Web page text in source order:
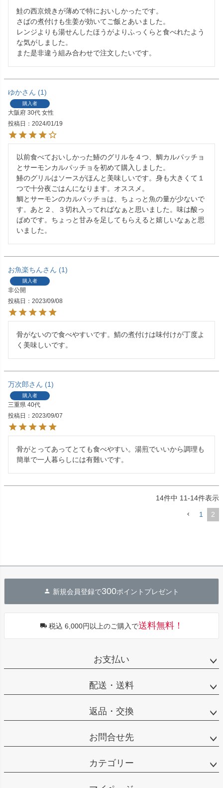
鮭の西京焼きが薄めで特においしかったです。
さばの煮付けも生姜が効いてご飯とあいました。
レンジよりも湯せんしたほうがよりふっくらと食べれたよう
な気がしました。
また是非違う組み合わせで注文したいです。
ゆか 1
購入者
大阪府 30代 女性
投稿日
2024/01/19
以前食べておいしかった鰆のグリルを４つ、鯛カルパッチョ
とサーモンカルパッチョを初めて購入しました。
鰆のグリルはソースがほんと美味しいです。身も大きくて１
つで十分夜ごはんになります。オススメ。
鯛とサーモンのカルパッチョは、ちょっと魚の量が少ないで
す。あと２、３切れ入ってればなぁと思いました。味は酸っ
ぱめです。ちょっと甘みを足してもらえると嬉しいなぁと思
いました。
お魚楽ちん 1
購入者
非公開
投稿日
2023/09/08
骨がないので食べやすいです。鯖の煮付けは味付けが丁度よ
く美味しいです。
万次郎 1
購入者
三重県 40代
投稿日
2023/09/07
骨がとってあってとても食べやすい。湯煎でいいから調理も
簡単で一人暮らしには有難いです。
14件中 11-14件表示
1 2
新規会員登録で300ポイントプレゼント
税込 6,000円以上のご購入で送料無料！
お支払い
配送・送料
返品・交換
お問合せ先
カテゴリー